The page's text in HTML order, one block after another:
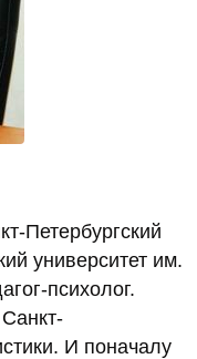
Петербургский
университет им.
психолог.
И поначалу